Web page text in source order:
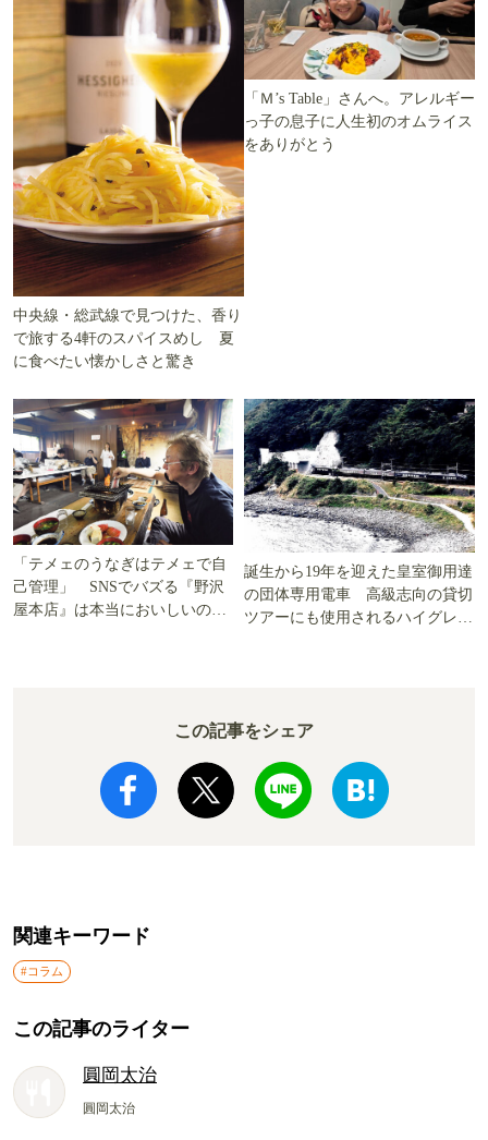
中央線・総武線で見つけた、香り
で旅する4軒のスパイスめし 夏
に食べたい懐かしさと驚き
「Ｍ’s Table」さんへ。アレルギー
っ子の息子に人生初のオムライス
をありがとう
「テメェのうなぎはテメェで自
己管理」 SNSでバズる『野沢
屋本店』は本当においしいの
誕生から19年を迎えた皇室御用達
の団体専用電車 高級志向の貸切
ツアーにも使用されるハイグレー
この記事をシェア
関連キーワード
#コラム
この記事のライター
圓岡太治
圓岡太治